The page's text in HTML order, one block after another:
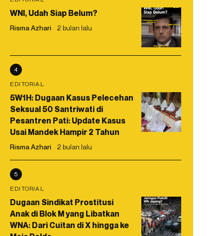
WNI, Udah Siap Belum?
Risma Azhari 2 bulan lalu
4
EDITORIAL
5W1H: Dugaan Kasus Pelecehan
Seksual 50 Santriwati di
Pesantren Pati: Update Kasus
Usai Mandek Hampir 2 Tahun
Risma Azhari 2 bulan lalu
5
EDITORIAL
Dugaan Sindikat Prostitusi
Anak di Blok M yang Libatkan
WNA: Dari Cuitan di X hingga ke